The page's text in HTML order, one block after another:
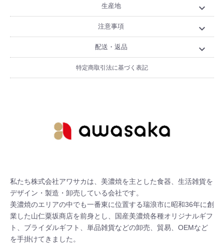
生産地 expand_more
注意事項 expand_more
配送・返品 expand_more
特定商取引法に基づく表記
私たち株式会社アワサカは、美濃焼を主とした食器、生活雑貨を
デザイン・製造・卸売している会社です。
美濃焼のエリアの中でも一番東に位置する瑞浪市に昭和36年に創
業した山仁粟坂商店を前身とし、国産美濃焼各種オリジナルギフ
ト、ブライダルギフト、単品雑貨などの卸売、貿易、OEMなど
を手掛けてきました。